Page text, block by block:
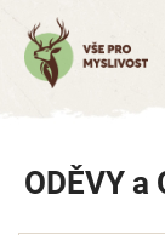
obsah
ODĚVY a